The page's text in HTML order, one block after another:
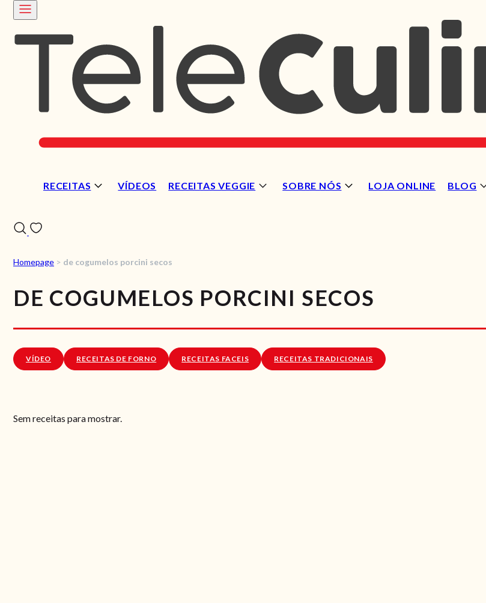
RECEITAS VÍDEOS RECEITAS VEGGIE SOBRE NÓS LOJA ONLINE BLOG
Homepage > de cogumelos porcini secos
DE COGUMELOS PORCINI SECOS
VÍDEO RECEITAS DE FORNO RECEITAS FACEIS RECEITAS TRADICIONAIS
Sem receitas para mostrar.